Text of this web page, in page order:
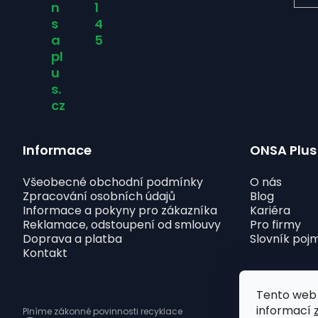
Tento
informací
n
s
a
pl
u
s.
cz
1
4
5
Informace
Všeobecné obchodní podmínky
Zpracování osobních údajů
Informace a pokyny pro zákazníka
Reklamace, odstoupení od smlouvy
Doprava a platba
Kontakt
ONSA Plus
O nás
Blog
Kariéra
Pro firmy
Slovník
Plníme zákonné povinnosti recyklace